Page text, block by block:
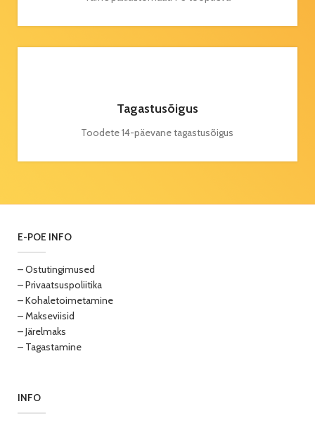
Tagastusõigus
Toodete 14-päevane tagastusõigus
E-POE INFO
– Ostutingimused
– Privaatsuspoliitika
– Kohaletoimetamine
– Makseviisid
– Järelmaks
– Tagastamine
INFO